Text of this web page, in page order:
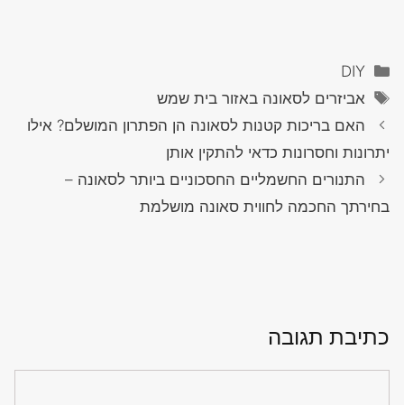
קטגוריות
DIY
תגיות
אביזרים לסאונה באזור בית שמש
האם בריכות קטנות לסאונה הן הפתרון המושלם? אילו
יתרונות וחסרונות כדאי להתקין אותן
התנורים החשמליים החסכוניים ביותר לסאונה –
בחירתך החכמה לחווית סאונה מושלמת
כתיבת תגובה